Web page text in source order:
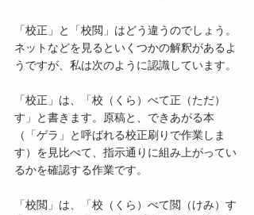
「校正」と「校閲」はどう違うのでしょう。
ネットなどを見るといくつかの解釈があるよ
うですが、私は次のように認識しています。
「校正」は、「校（くら）べて正（ただ）
す」と書きます。原稿と、できあがる本
（「ゲラ」と呼ばれる校正刷りで作業しま
す）を見比べて、指示通りに組み上がってい
るかを確認する作業です。
「校閲」は、「校（くら）べて閲（けみ）す